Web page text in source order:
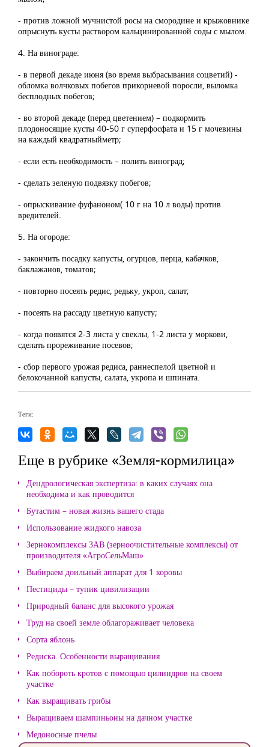
- против ложной мучнистой росы на смородине и крыжовнике
опрыснуть кусты раствором кальцинированной соды с мылом.
4. На винограде:
- в первой декаде июня (во время выбрасывания соцветий) -
обломка волчковых побегов прикорневой поросли, выломка
бесплодных побегов;
- во второй декаде (перед цветением) – подкормить
плодоносящие кусты 40-50 г суперфосфата и 15 г мочевины
на каждый квадратныйметр;
- если есть необходимость – полить виноград;
- сделать зеленую подвязку побегов;
- опрыскивание фуфаноном( 10 г на 10 л воды) против
вредителей.
5. На огороде:
- закончить посадку капусты, огурцов, перца, кабачков,
баклажанов, томатов;
- повторно посеять редис, редьку, укроп, салат;
- посеять на рассаду цветную капусту;
- когда появятся 2-3 листа у свеклы, 1-2 листа у моркови,
сделать прореживание посевов;
- сбор первого урожая редиса, раннеспелой цветной и
белокочанной капусты, салата, укропа и шпината.
Теги:
Еще в рубрике «Земля-кормилица»
Дендрологическая экспертиза: в каких случаях она
необходима и как проводится
Бутастим – новая жизнь вашего стада
Использование жидкого навоза
Зернокомплексы ЗАВ (зерноочистительные комплексы) от
производителя «АгроСельМаш»
Выбираем доильный аппарат для 1 коровы
Пестициды – тупик цивилизации
Природный баланс для высокого урожая
Труд на своей земле облагораживает человека
Сорта яблонь
Редиска. Особенности выращивания
Как побороть кротов с помощью цилиндров на своем
участке
Как выращивать грибы
Выращиваем шампиньоны на дачном участке
Медоносные пчелы